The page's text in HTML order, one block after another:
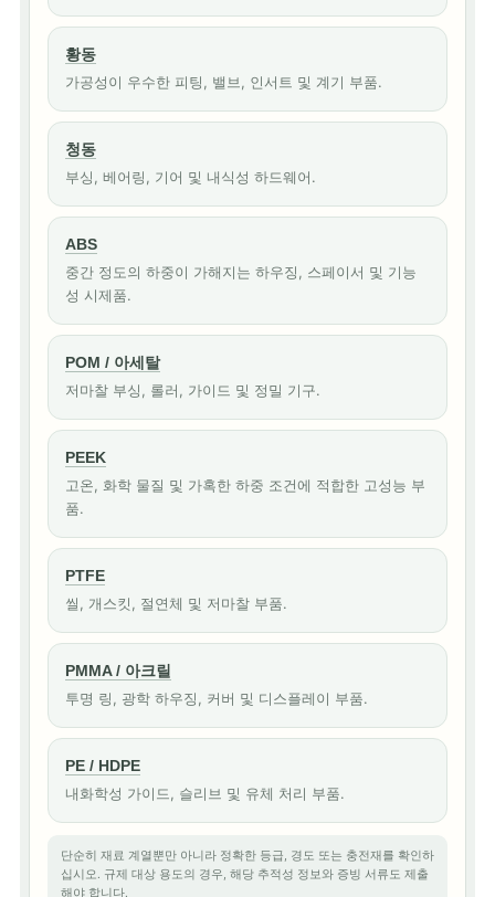
황동
가공성이 우수한 피팅, 밸브, 인서트 및 계기 부품.
청동
부싱, 베어링, 기어 및 내식성 하드웨어.
ABS
중간 정도의 하중이 가해지는 하우징, 스페이서 및 기능
성 시제품.
POM / 아세탈
저마찰 부싱, 롤러, 가이드 및 정밀 기구.
PEEK
고온, 화학 물질 및 가혹한 하중 조건에 적합한 고성능 부
품.
PTFE
씰, 개스킷, 절연체 및 저마찰 부품.
PMMA / 아크릴
투명 링, 광학 하우징, 커버 및 디스플레이 부품.
PE / HDPE
내화학성 가이드, 슬리브 및 유체 처리 부품.
단순히 재료 계열뿐만 아니라 정확한 등급, 경도 또는 충전재를 확인하
십시오. 규제 대상 용도의 경우, 해당 추적성 정보와 증빙 서류도 제출
해야 합니다.